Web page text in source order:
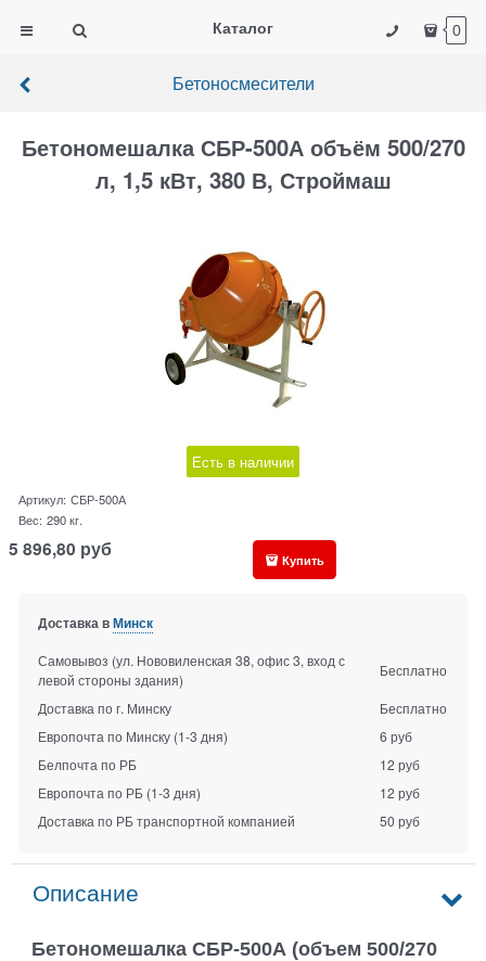
Каталог 0
Бетоносмесители
Бетономешалка СБР-500А объём 500/270
л, 1,5 кВт, 380 В, Строймаш
Есть в наличии
Артикул: СБР-500А
Вес: 290кг.
5 896,80 руб Купить
Доставка вМинск
Самовывоз (ул. Нововиленская 38, офис 3, вход с
левой стороны здания)
Бесплатно
Доставка по г. Минску
Бесплатно
Европочта по Минску (1-3 дня)
6 руб
Белпочта по РБ
12 руб
Европочта по РБ (1-3 дня)
12 руб
Доставка по РБ транспортной компанией
50 руб
Описание
Бетономешалка СБР-500А (объем 500/270